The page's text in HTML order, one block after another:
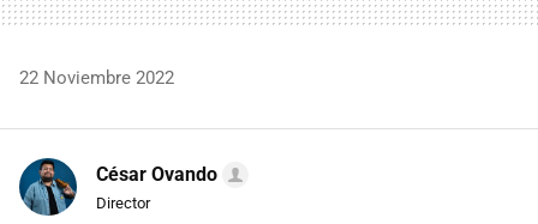
22 Noviembre 2022
César Ovando
Director